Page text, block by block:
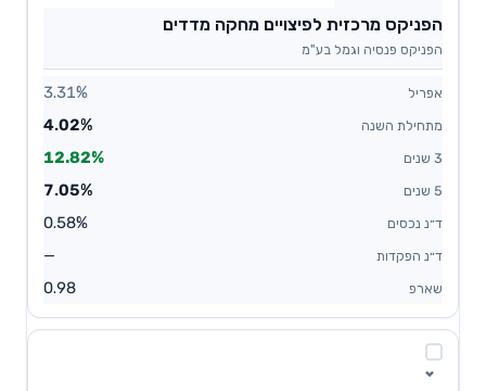
הפניקס מרכזית לפיצויים מחקה מדדים
הפניקס פנסיה וגמל בע"מ
3.31%
4.02%
12.82%
7.05%
0.58%
—
0.98